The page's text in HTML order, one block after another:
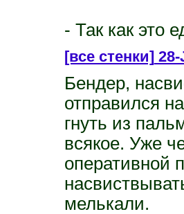
- Так как это
[все стенки]28-
Бендер,
отправился
гнуть из
всякое. Уже
оперативной
мелькали.